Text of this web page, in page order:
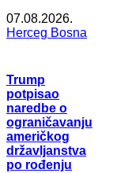
07.08.2026.
Herceg Bosna
Trump
potpisao
naredbe o
ograničavanju
američkog
državljanstva
po rođenju